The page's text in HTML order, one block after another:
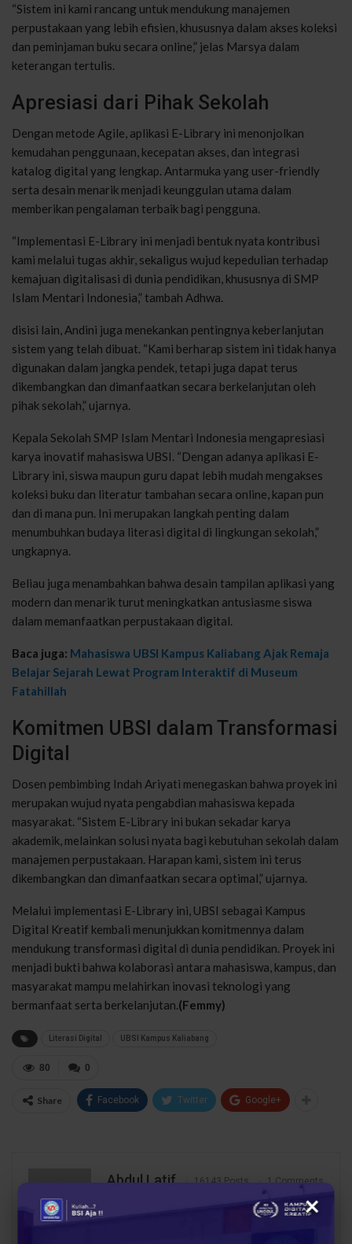
“Sistem ini kami rancang untuk mendukung manajemen
perpustakaan yang lebih efisien, khususnya dalam akses koleksi
dan peminjaman buku secara online,” jelas Marsya dalam
keterangan tertulis.
Apresiasi dari Pihak Sekolah
Dengan metode Agile, aplikasi E-Library ini menonjolkan
kemudahan penggunaan, kecepatan akses, dan integrasi
katalog digital yang lengkap. Antarmuka yang user-friendly
serta desain menarik menjadi keunggulan utama dalam
memberikan pengalaman terbaik bagi pengguna.
“Implementasi E-Library ini menjadi bentuk nyata kontribusi
kami melalui tugas akhir, sekaligus wujud kepedulian terhadap
kemajuan digitalisasi di dunia pendidikan, khususnya di SMP
Islam Mentari Indonesia,” tambah Adhwa.
disisi lain, Andini juga menekankan pentingnya keberlanjutan
sistem yang telah dibuat. “Kami berharap sistem ini tidak hanya
digunakan dalam jangka pendek, tetapi juga dapat terus
dikembangkan dan dimanfaatkan secara berkelanjutan oleh
pihak sekolah,” ujarnya.
Kepala Sekolah SMP Islam Mentari Indonesia mengapresiasi
karya inovatif mahasiswa UBSI. “Dengan adanya aplikasi E-
Library ini, siswa maupun guru dapat lebih mudah mengakses
koleksi buku dan literatur tambahan secara online, kapan pun
dan di mana pun. Ini merupakan langkah penting dalam
menumbuhkan budaya literasi digital di lingkungan sekolah,”
ungkapnya.
Beliau juga menambahkan bahwa desain tampilan aplikasi yang
modern dan menarik turut meningkatkan antusiasme siswa
dalam memanfaatkan perpustakaan digital.
Baca juga: Mahasiswa UBSI Kampus Kaliabang Ajak Remaja
Belajar Sejarah Lewat Program Interaktif di Museum
Fatahillah
Komitmen UBSI dalam Transformasi
Digital
Dosen pembimbing Indah Ariyati menegaskan bahwa proyek ini
merupakan wujud nyata pengabdian mahasiswa kepada
masyarakat. “Sistem E-Library ini bukan sekadar karya
akademik, melainkan solusi nyata bagi kebutuhan sekolah dalam
manajemen perpustakaan. Harapan kami, sistem ini terus
dikembangkan dan dimanfaatkan secara optimal,” ujarnya.
Melalui implementasi E-Library ini, UBSI sebagai Kampus
Digital Kreatif kembali menunjukkan komitmennya dalam
mendukung transformasi digital di dunia pendidikan. Proyek ini
menjadi bukti bahwa kolaborasi antara mahasiswa, kampus, dan
masyarakat mampu melahirkan inovasi teknologi yang
bermanfaat serta berkelanjutan.(Femmy)
Literasi Digital UBSI Kampus Kaliabang
0
80
Share Facebook Twitter Google+
Abdul Latif 16143 Posts 1 Comments
×